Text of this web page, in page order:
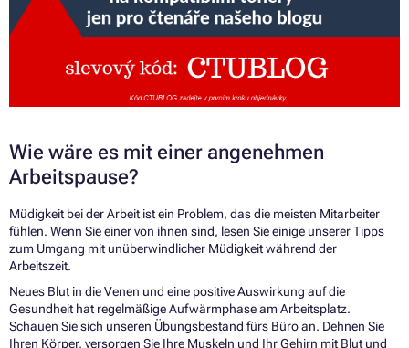
Wie wäre es mit einer angenehmen
Arbeitspause?
Müdigkeit bei der Arbeit ist ein Problem, das die meisten Mitarbeiter
fühlen. Wenn Sie einer von ihnen sind, lesen Sie einige unserer Tipps
zum Umgang mit unüberwindlicher Müdigkeit während der
Arbeitszeit.
Neues Blut in die Venen und eine positive Auswirkung auf die
Gesundheit hat regelmäßige Aufwärmphase am Arbeitsplatz.
Schauen Sie sich unseren Übungsbestand fürs Büro an. Dehnen Sie
Ihren Körper, versorgen Sie Ihre Muskeln und Ihr Gehirn mit Blut und